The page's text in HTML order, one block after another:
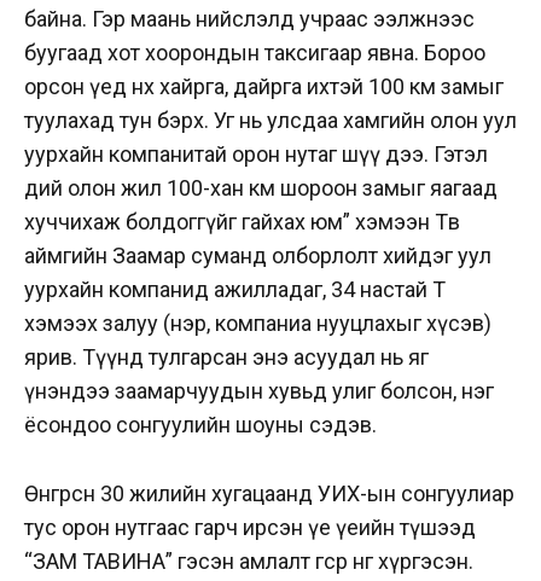
байна. Гэр маань нийслэлд учраас ээлжнээс
буугаад хот хоорондын таксигаар явна. Бороо
орсон үед өнөөх хайрга, дайрга ихтэй 100 км замыг
туулахад тун бэрх. Уг нь улсдаа хамгийн олон уул
уурхайн компанитай орон нутаг шүү дээ. Гэтэл
өдий олон жил 100-хан км шороон замыг яагаад
хуччихаж болдоггүйг гайхах юм” хэмээн Төв
аймгийн Заамар суманд олборлолт хийдэг уул
уурхайн компанид ажилладаг, 34 настай Т
хэмээх залуу (нэр, компаниа нууцлахыг хүсэв)
ярив. Түүнд тулгарсан энэ асуудал нь яг
үнэндээ заамарчуудын хувьд улиг болсон, нэг
ёсондоо сонгуулийн шоуны сэдэв.
Өнгөрсөн 30 жилийн хугацаанд УИХ-ын сонгуулиар
тус орон нутгаас гарч ирсэн үе үеийн түшээд
“ЗАМ ТАВИНА” гэсэн амлалт өгсөөр өнөөг хүргэсэн.